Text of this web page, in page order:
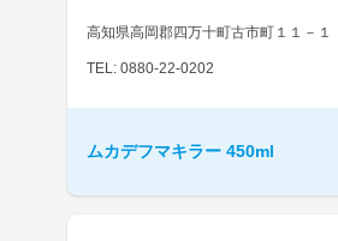
高知県高岡郡四万十町古市町１１－１
TEL: 0880-22-0202
ムカデフマキラー 450ml